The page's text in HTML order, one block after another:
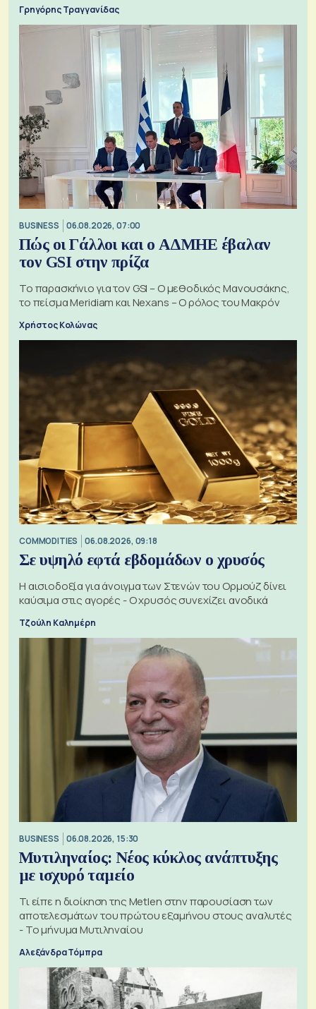
Γρηγόρης Τραγγανίδας
BUSINESS 06.08.2026, 07:00
Πώς οι Γάλλοι και ο ΑΔΜΗΕ έβαλαν
τον GSI στην πρίζα
Το παρασκήνιο για τον GSI – Ο μεθοδικός Μανουσάκης,
το πείσμα Meridiam και Nexans – Ο ρόλος του Μακρόν
Χρήστος Κολώνας
COMMODITIES 06.08.2026, 09:18
Σε υψηλό εφτά εβδομάδων ο χρυσός
Η αισιοδοξία για άνοιγμα των Στενών του Ορμούζ δίνει
καύσιμα στις αγορές - Ο χρυσός συνεχίζει ανοδικά
Τζούλη Καλημέρη
BUSINESS 06.08.2026, 15:30
Μυτιληναίος: Νέος κύκλος ανάπτυξης
με ισχυρό ταμείο
Τι είπε η διοίκηση της Metlen στην παρουσίαση των
αποτελεσμάτων του πρώτου εξαμήνου στους αναλυτές
- Το μήνυμα Μυτιληναίου
Αλεξάνδρα Τόμπρα